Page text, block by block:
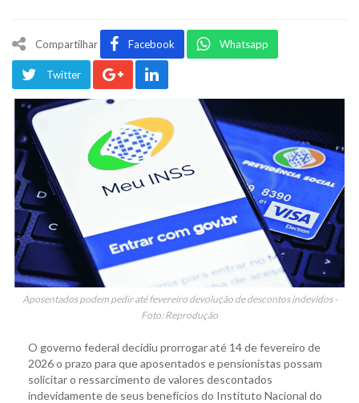
Compartilhar Facebook Whatsapp
Twitter
Aposentados podem pedir até fevereiro devolução de descontos indevidos -
Foto: Reprodução
O governo federal decidiu prorrogar até 14 de fevereiro de
2026 o prazo para que aposentados e pensionistas possam
solicitar o ressarcimento de valores descontados
indevidamente de seus benefícios do Instituto Nacional do